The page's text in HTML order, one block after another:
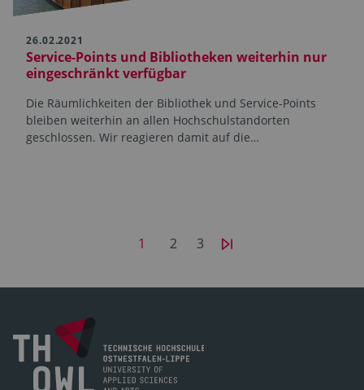
26.02.2021
Service-Points und Bibliotheken weiterhin nur
eingeschränkt verfügbar
Die Räumlichkeiten der Bibliothek und Service-Points
bleiben weiterhin an allen Hochschulstandorten
geschlossen. Wir reagieren damit auf die…
1 2 3